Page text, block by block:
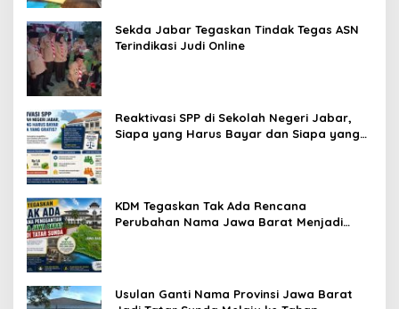
Sekda Jabar Tegaskan Tindak Tegas ASN
Terindikasi Judi Online
Reaktivasi SPP di Sekolah Negeri Jabar,
Siapa yang Harus Bayar dan Siapa yang
KDM Tegaskan Tak Ada Rencana
Perubahan Nama Jawa Barat Menjadi
Usulan Ganti Nama Provinsi Jawa Barat